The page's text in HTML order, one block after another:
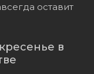
оставит
в